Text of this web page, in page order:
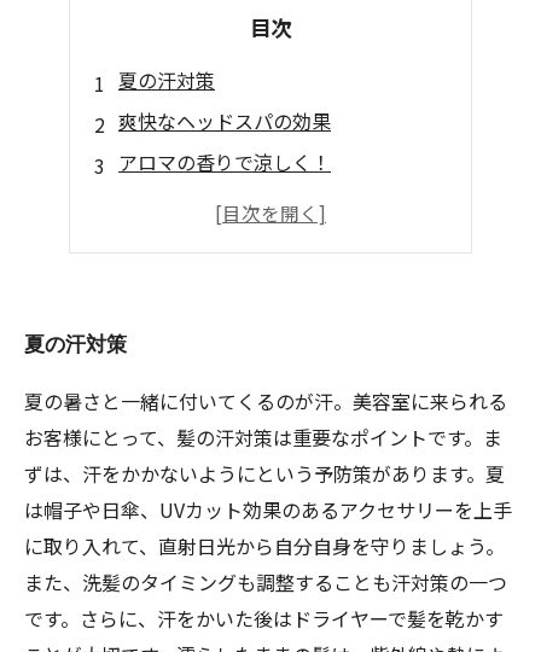
目次
夏の汗対策
爽快なヘッドスパの効果
アロマの香りで涼しく！
汗や皮脂をスッキリ落として爽やかに
夏の汗対策
夏の暑さと一緒に付いてくるのが汗。美容室に来られる
お客様にとって、髪の汗対策は重要なポイントです。ま
ずは、汗をかかないようにという予防策があります。夏
は帽子や日傘、UVカット効果のあるアクセサリーを上手
に取り入れて、直射日光から自分自身を守りましょう。
また、洗髪のタイミングも調整することも汗対策の一つ
です。さらに、汗をかいた後はドライヤーで髪を乾かす